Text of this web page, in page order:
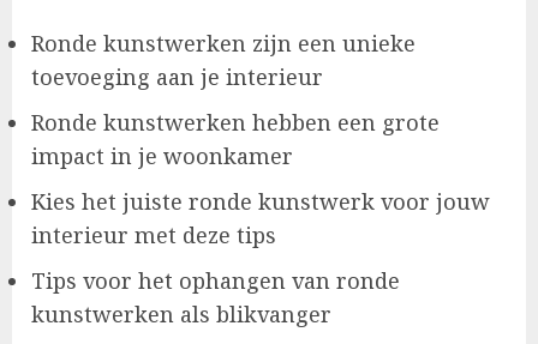
Ronde kunstwerken zijn een unieke
toevoeging aan je interieur
Ronde kunstwerken hebben een grote
impact in je woonkamer
Kies het juiste ronde kunstwerk voor jouw
interieur met deze tips
Tips voor het ophangen van ronde
kunstwerken als blikvanger